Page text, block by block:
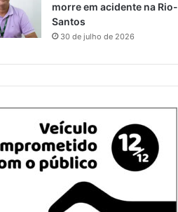
morre em acidente na Rio-
Santos
30 de julho de 2026